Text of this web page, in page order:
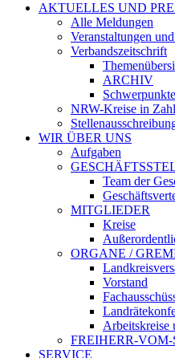
AKTUELLES UND
Alle Meldungen
Veranstaltungen
Verbandszeitschrift
ARCHIV
Schwerpunkte
NRW-Kreise in
WIR ÜBER UNS
Aufgaben
Team der
MITGLIEDER
Kreise
ORGANE /
Vorstand
Arbeitskreise
FREIHERR-
SERVICE